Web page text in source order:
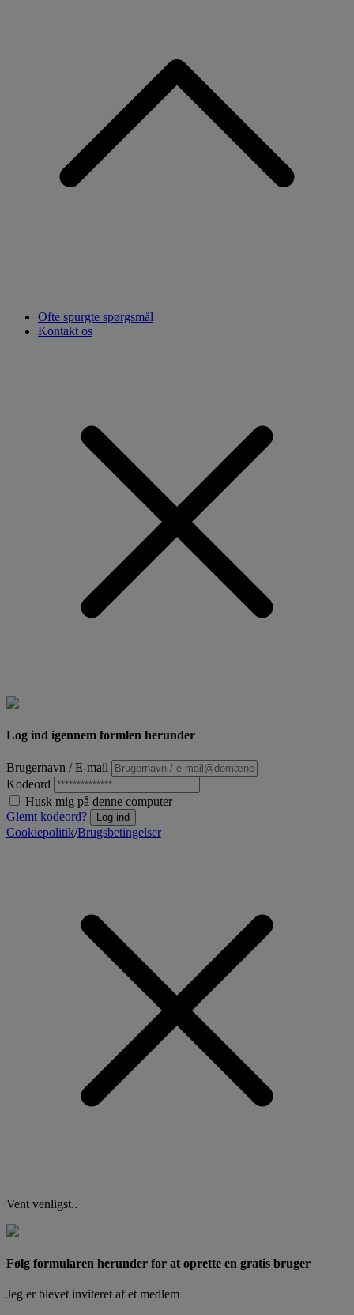
Ofte spurgte spørgsmål
Kontakt os
Log ind igennem formlen herunder
Brugernavn / E-mail
Kodeord
Husk mig på denne computer
Glemt kodeord?
Log ind
Cookiepolitik/Brugsbetingelser
Vent venligst..
Følg formularen herunder for at oprette en gratis bruger
Jeg er blevet inviteret af et medlem